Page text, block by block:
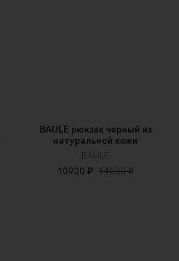
BAULE рюкзак черный из
натуральной кожи
BAULE
10900 ₽ 14000 ₽